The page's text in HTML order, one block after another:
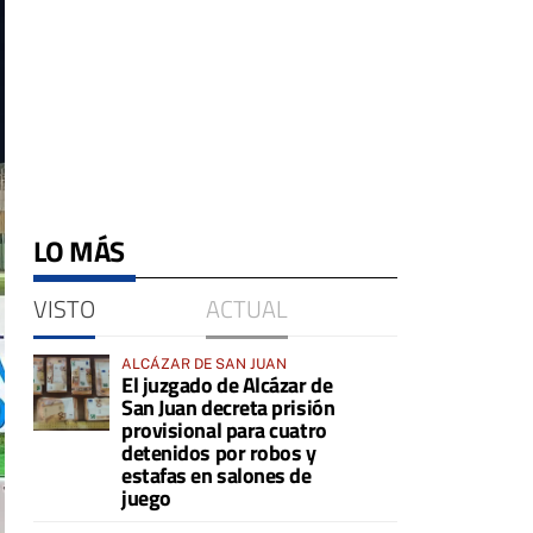
LO MÁS
VISTO ACTUAL
ALCÁZAR DE SAN JUAN
El juzgado de Alcázar de
San Juan decreta prisión
provisional para cuatro
detenidos por robos y
estafas en salones de
juego